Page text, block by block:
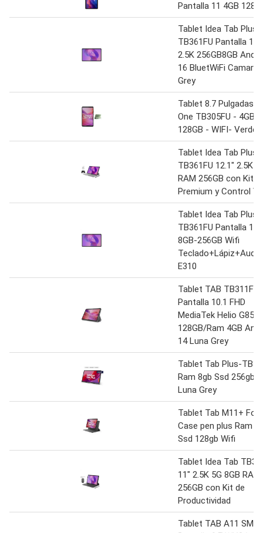
Pantalla 11 4GB
Tablet Idea Tab Plus
TB361FU Pantalla
2.5K 256GB8GB
16 BluetWiFi Camaras
Grey
Tablet 8.7 Pulgadas
One TB305FU - 4GB -
128GB - WIFI- Verde
Tablet Idea Tab Plus
TB361FU 12.1″ 2.5K
RAM 256GB con Kit
Premium y Control
Tablet Idea Tab Plus
TB361FU Pantalla
8GB-256GB Wifi
E310
Tablet TAB TB311FU
Pantalla 10.1 FHD
MediaTek Helio G85
128GB/Ram 4GB
14 Luna Grey
Tablet Tab Plus-
Ram 8gb Ssd 256gb
Luna Grey
Tablet Tab M11+
Case pen plus Ram
Ssd 128gb Wifi
Tablet Idea Tab
11″ 2.5K 5G 8GB RAM
256GB con Kit de
Productividad
Tablet TAB A11 SM-